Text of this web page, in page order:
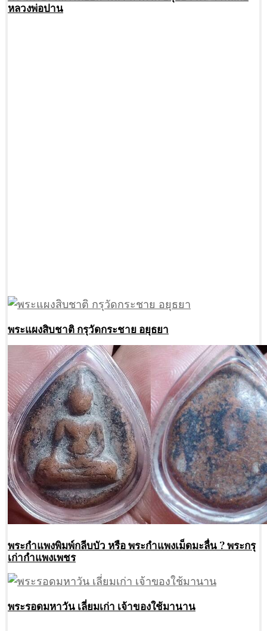
หลวงพ่อปาน
พระแผงสิบชาติ กรุวัดกระชาย อยุธยา
พระกำแพงพิมพ์กลีบบัว หรือ พระกำแพงเม็ดมะลื่น ? พระกรุ
เก่ากำแพงเพชร
พระรอดมหาวัน เลี่ยมเก่า เจ้าของใช้มานาน